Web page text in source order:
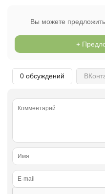
Вы можете
+
0 обсуждений
Проверяй акции,
Открыть полностью